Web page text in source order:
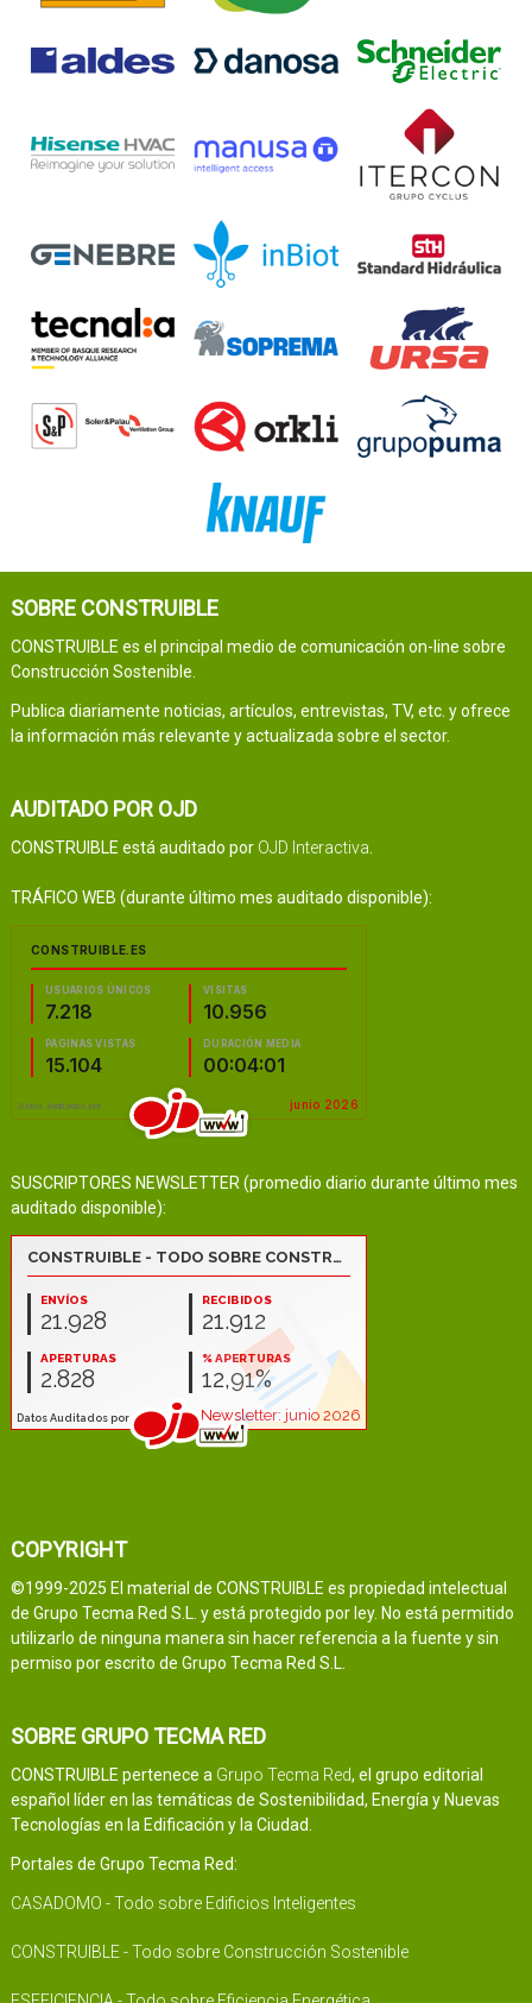
SOBRE CONSTRUIBLE
CONSTRUIBLE es el principal medio de comunicación on-line sobre
Construcción Sostenible.
Publica diariamente noticias, artículos, entrevistas, TV, etc. y ofrece
la información más relevante y actualizada sobre el sector.
AUDITADO POR OJD
CONSTRUIBLE está auditado por OJD Interactiva
TRÁFICO WEB (durante último mes auditado disponible):
SUSCRIPTORES NEWSLETTER (promedio diario durante último mes
auditado disponible):
COPYRIGHT
©1999-2025 El material de CONSTRUIBLE es propiedad intelectual
de Grupo Tecma Red S.L. y está protegido por ley. No está permitido
utilizarlo de ninguna manera sin hacer referencia a la fuente y sin
permiso por escrito de Grupo Tecma Red S.L.
SOBRE GRUPO TECMA RED
CONSTRUIBLE pertenece a Grupo Tecma Red, el grupo editorial
español líder en las temáticas de Sostenibilidad, Energía y Nuevas
Tecnologías en la Edificación y la Ciudad.
Portales de Grupo Tecma Red:
CASADOMO - Todo sobre Edificios Inteligentes
CONSTRUIBLE - Todo sobre Construcción Sostenible